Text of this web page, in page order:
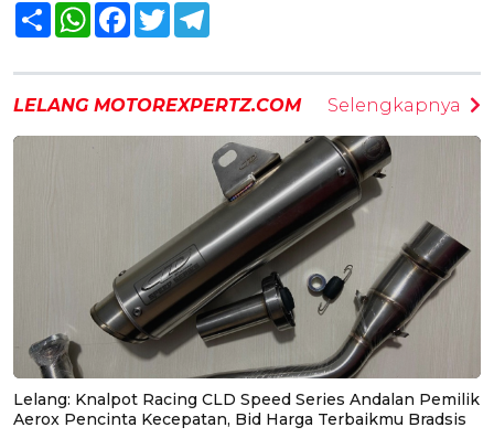
Share WhatsAppFacebook
Twitter
LELANG MOTOREXPERTZ.COM Selengkapnya
Lelang: Knalpot Racing CLD Speed Series Andalan Pemilik
Aerox Pencinta Kecepatan, Bid Harga Terbaikmu Bradsis